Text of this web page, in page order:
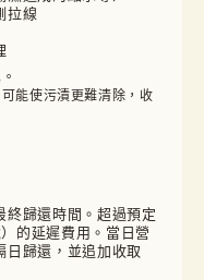
拉線
能使污漬更難清除，收
終歸還時間。超過預定
的延遲費用。當日營
日歸還，並追加收取